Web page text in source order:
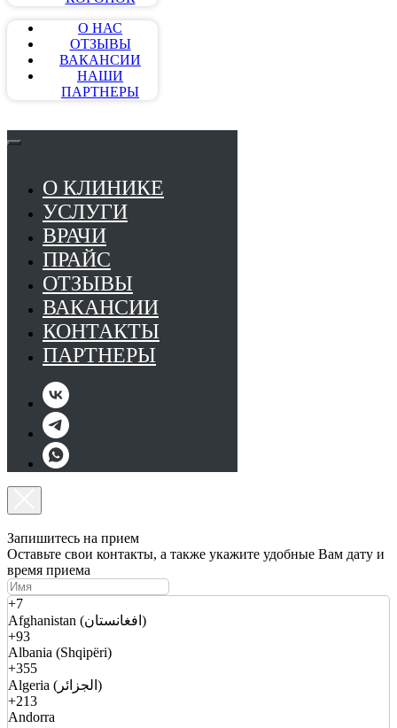
О НАС
ОТЗЫВЫ
ВАКАНСИИ
НАШИ
ПАРТНЕРЫ
О КЛИНИКЕ
УСЛУГИ
ВРАЧИ
ПРАЙС
ОТЗЫВЫ
ВАКАНСИИ
КОНТАКТЫ
ПАРТНЕРЫ
Запишитесь на прием
Оставьте свои контакты, а также укажите удобные Вам дату и
время приема
+7
Afghanistan (افغانستان)
+93
Albania (Shqipëri)
+355
Algeria (الجزائر)
+213
Andorra